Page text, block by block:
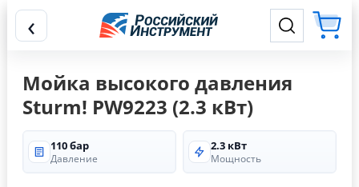
‹
Мойка высокого давления
Sturm! PW9223 (2.3 кВт)
110 бар
Давление
2.3 кВт
Мощность